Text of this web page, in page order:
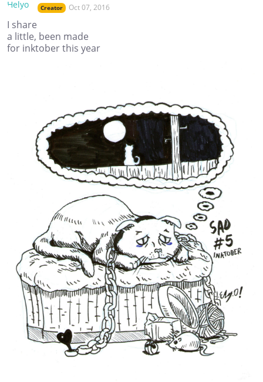
Creator Oct 07, 2016
I share
a little, been made
for inktober this year